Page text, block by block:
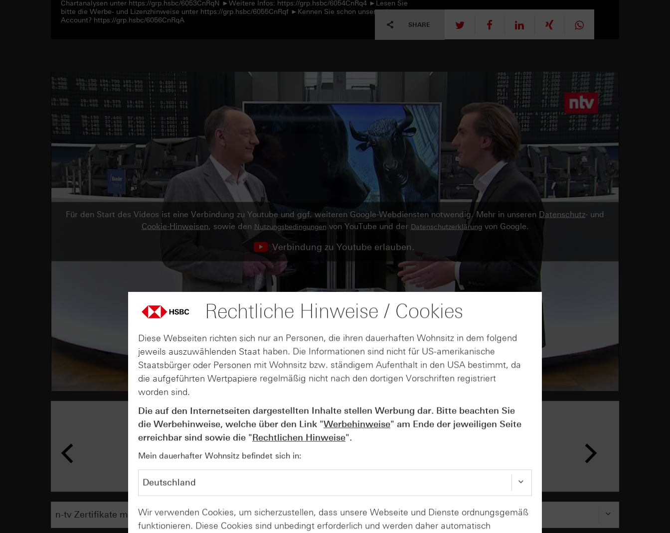
Chartanalysen unter https://grp.hsbc/6053CnRqN ►Weitere Infos: https://grp.hsbc/6054CnRq4 ►Lesen Sie
bitte die Werbe- und Lizenzhinweise unter https://grp.hsbc/6055CnRqf ►Kennen Sie schon unseren Instagram-
Account? https://grp.hsbc/6056CnRqA
SHARE tweet mitteilen
Für den Start des Videos ist eine Verbindung zu Youtube und ggf. weiteren Google-Webdiensten notwendig. Mehr in unseren Datenschutz- und
Cookie-Hinweisen, sowie den Nutzungsbedingungen von YouTube und der Datenschutzerklärungvon Google.
Verbindung zu Youtube erlauben.
AUGUST
04
Der Blick ins Kleingedruckte: Kosten &
vom 04.08.2026
Rechtliche Hinweise / Cookies
Diese Webseiten richten sich nur an Personen, die ihren dauerhaften Wohnsitz in dem folgend
jeweils auszuwählenden Staat haben. Die Informationen sind nicht für US-amerikanische
Staatsbürger oder Personen mit Wohnsitz bzw. ständigem Aufenthalt in den USA bestimmt, da
die aufgeführten Wertpapiere regelmäßig nicht nach den dortigen Vorschriften registriert
worden sind.
Die auf den Internetseiten dargestellten Inhalte stellen Werbung dar. Bitte beachten Sie
die Werbehinweise, welche über den Link "Werbehinweise" am Ende der jeweiligen Seite
erreichbar sind sowie die "Rechtlichen Hinweise".
Mein dauerhafter Wohnsitz befindet sich in:
Wir verwenden Cookies, um sicherzustellen, dass unsere Webseite und Dienste ordnungsgemäß
funktionieren. Diese Cookies sind unbedingt erforderlich und werden daher automatisch